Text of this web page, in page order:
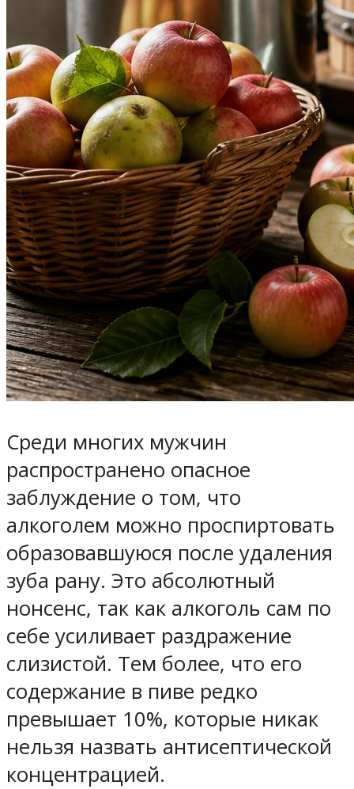
Среди многих мужчин
распространено опасное
заблуждение о том, что
алкоголем можно проспиртовать
образовавшуюся после удаления
зуба рану. Это абсолютный
нонсенс, так как алкоголь сам по
себе усиливает раздражение
слизистой. Тем более, что его
содержание в пиве редко
превышает 10%, которые никак
нельзя назвать антисептической
концентрацией.